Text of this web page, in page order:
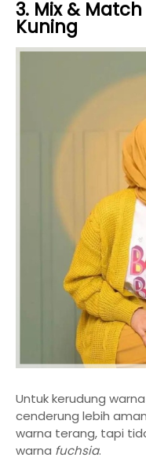
3. Mix &
Kuning
Untuk kerudung
cenderung lebih
warna terang, tapi
warna fuchsia.